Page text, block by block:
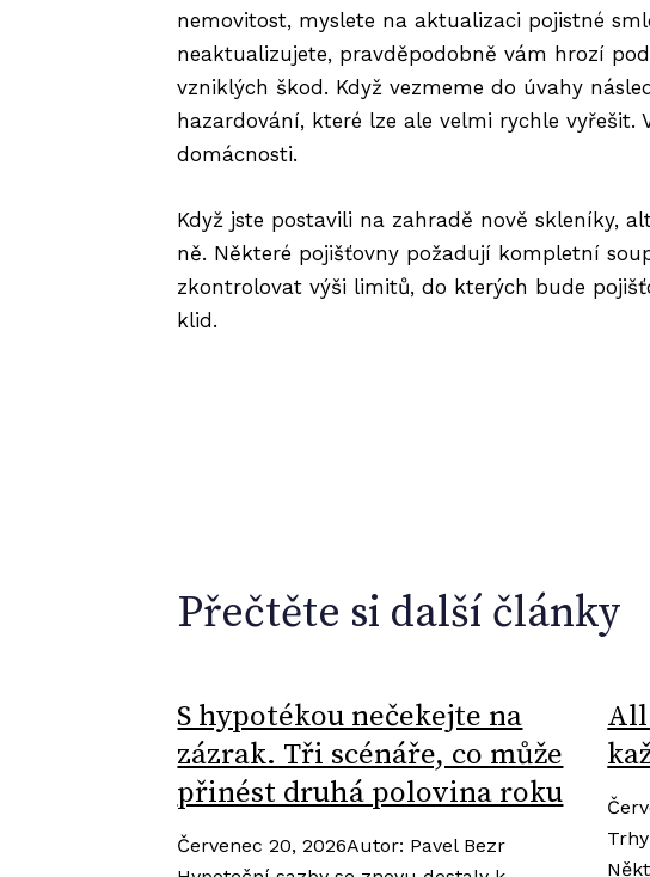
nemovitost, myslete na aktualizaci pojistné
neaktualizujete, pravděpodobně vám hrozí
vzniklých škod. Když vezmeme do úvahy
hazardování, které lze ale velmi rychle
domácnosti.
Když jste postavili na zahradě nově skleníky,
ně. Některé pojišťovny požadují kompletní
zkontrolovat výši limitů, do kterých bude
klid.
Přečtěte si další články
S hypotékou nečekejte na
zázrak. Tři scénáře, co může
přinést druhá polovina roku
Červenec 20, 2026Autor: Pavel Bezr
All